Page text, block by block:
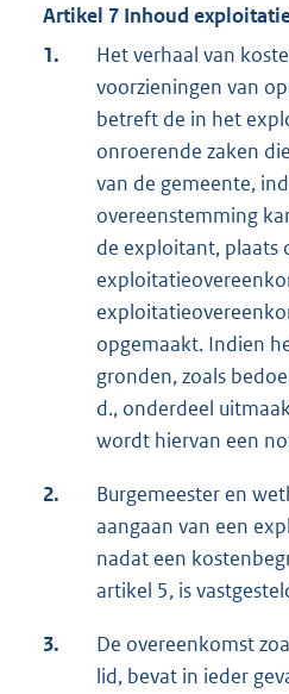
Artikel 7 Inhoud
1.
Het verhaal van
voorzieningen van
betreft de in het
onroerende zaken
van de gemeente,
overeenstemming
de exploitant, plaats
opgemaakt. Indien
gronden, zoals
d., onderdeel
wordt hiervan een
2.
Burgemeester en
aangaan van een
nadat een
artikel 5, is
3.
De overeenkomst
lid, bevat in ieder